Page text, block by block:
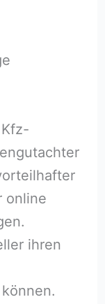
online
ihren